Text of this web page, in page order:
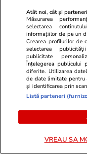
Horoscop
Horoscop 2
sunt printre cei
faptul că
propria creație și
cerceteze
Atât noi, cât și
Măsurarea
selectarea
informațiilor de pe un
Crearea profilurilor de
selectarea
publicitate
Înțelegerea
diferite. Utilizarea
de date limitate pentru
și identificarea prin
Listă parteneri
VREAU SA